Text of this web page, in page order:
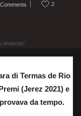
2
rinascita”
di Termas de Rio
(Jerez 2021) e
da tempo.